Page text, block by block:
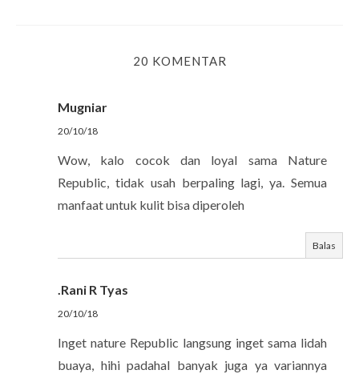
20 KOMENTAR
Mugniar
20/10/18
Wow, kalo cocok dan loyal sama Nature
Republic, tidak usah berpaling lagi, ya. Semua
manfaat untuk kulit bisa diperoleh
Balas
.Rani R Tyas
20/10/18
Inget nature Republic langsung inget sama lidah
buaya, hihi padahal banyak juga ya variannya